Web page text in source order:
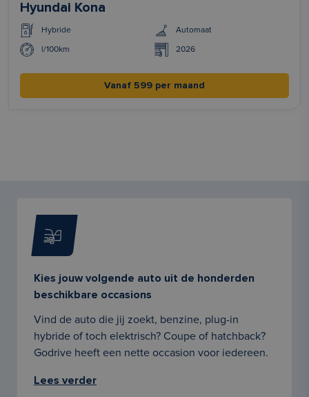
Hyundai Kona
Hybride Automaat
l/100km 2026
Vanaf 599 per maand
Kies jouw volgende auto uit de honderden
beschikbare occasions
Vind de auto die jij zoekt, benzine, plug-in
hybride of toch elektrisch? Coupe of hatchback?
Godrive heeft een nette occasion voor iedereen.
Lees verder